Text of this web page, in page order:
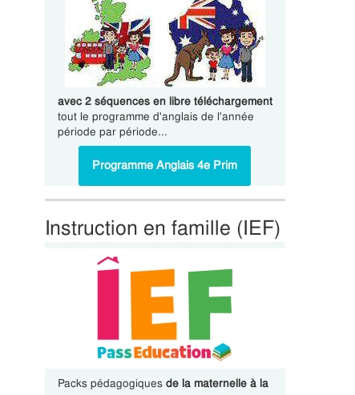
avec 2 séquences en libre téléchargement
tout le programme d'anglais de l'année
période par période...
Programme Anglais 4e Prim
Instruction en famille (IEF)
Packs pédagogiques de la maternelle à la